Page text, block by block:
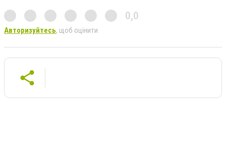
0,0
Авторизуйтесь, щоб оцінити